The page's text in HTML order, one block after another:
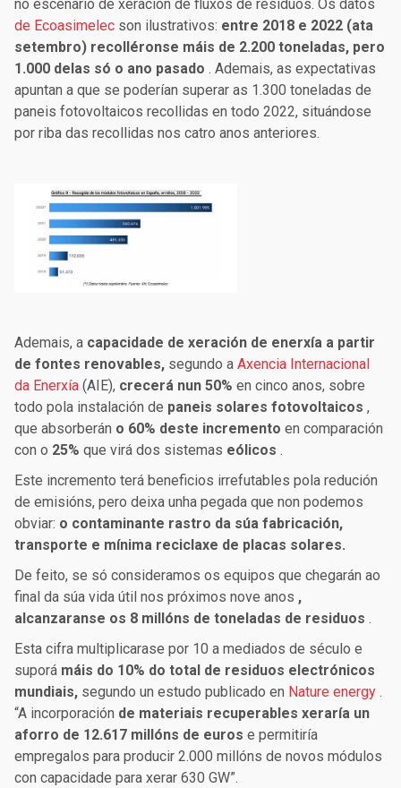
no escenario de xeración de fluxos de residuos. Os datos
de Ecoasimelec son ilustrativos: entre 2018 e 2022 (ata
setembro) recolléronse máis de 2.200 toneladas, pero
1.000 delas só o ano pasado . Ademais, as expectativas
apuntan a que se poderían superar as 1.300 toneladas de
paneis fotovoltaicos recollidas en todo 2022, situándose
por riba das recollidas nos catro anos anteriores.
Ademais, a capacidade de xeración de enerxía a partir
de fontes renovables, segundo a Axencia Internacional
da Enerxía (AIE), crecerá nun 50% en cinco anos, sobre
todo pola instalación de paneis solares fotovoltaicos ,
que absorberán o 60% deste incremento en comparación
con o 25% que virá dos sistemas eólicos .
Este incremento terá beneficios irrefutables pola redución
de emisións, pero deixa unha pegada que non podemos
obviar: o contaminante rastro da súa fabricación,
transporte e mínima reciclaxe de placas solares.
De feito, se só consideramos os equipos que chegarán ao
final da súa vida útil nos próximos nove anos ,
alcanzaranse os 8 millóns de toneladas de residuos .
Esta cifra multiplicarase por 10 a mediados de século e
suporá máis do 10% do total de residuos electrónicos
mundiais, segundo un estudo publicado en Nature energy .
“A incorporación de materiais recuperables xeraría un
aforro de 12.617 millóns de euros e permitiría
empregalos para producir 2.000 millóns de novos módulos
con capacidade para xerar 630 GW”.